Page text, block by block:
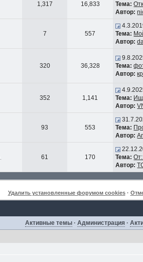
1,317 16,833
Тема:
Автор:
7 557
Тема:
Автор:
320 36,328
Тема:
Автор:
352 1,141
Тема:
Автор:
93 553
Тема:
Автор:
61 170
Тема:
Автор:
Удалить установленные форумом cookies·
Активные темы ·Администрация ·